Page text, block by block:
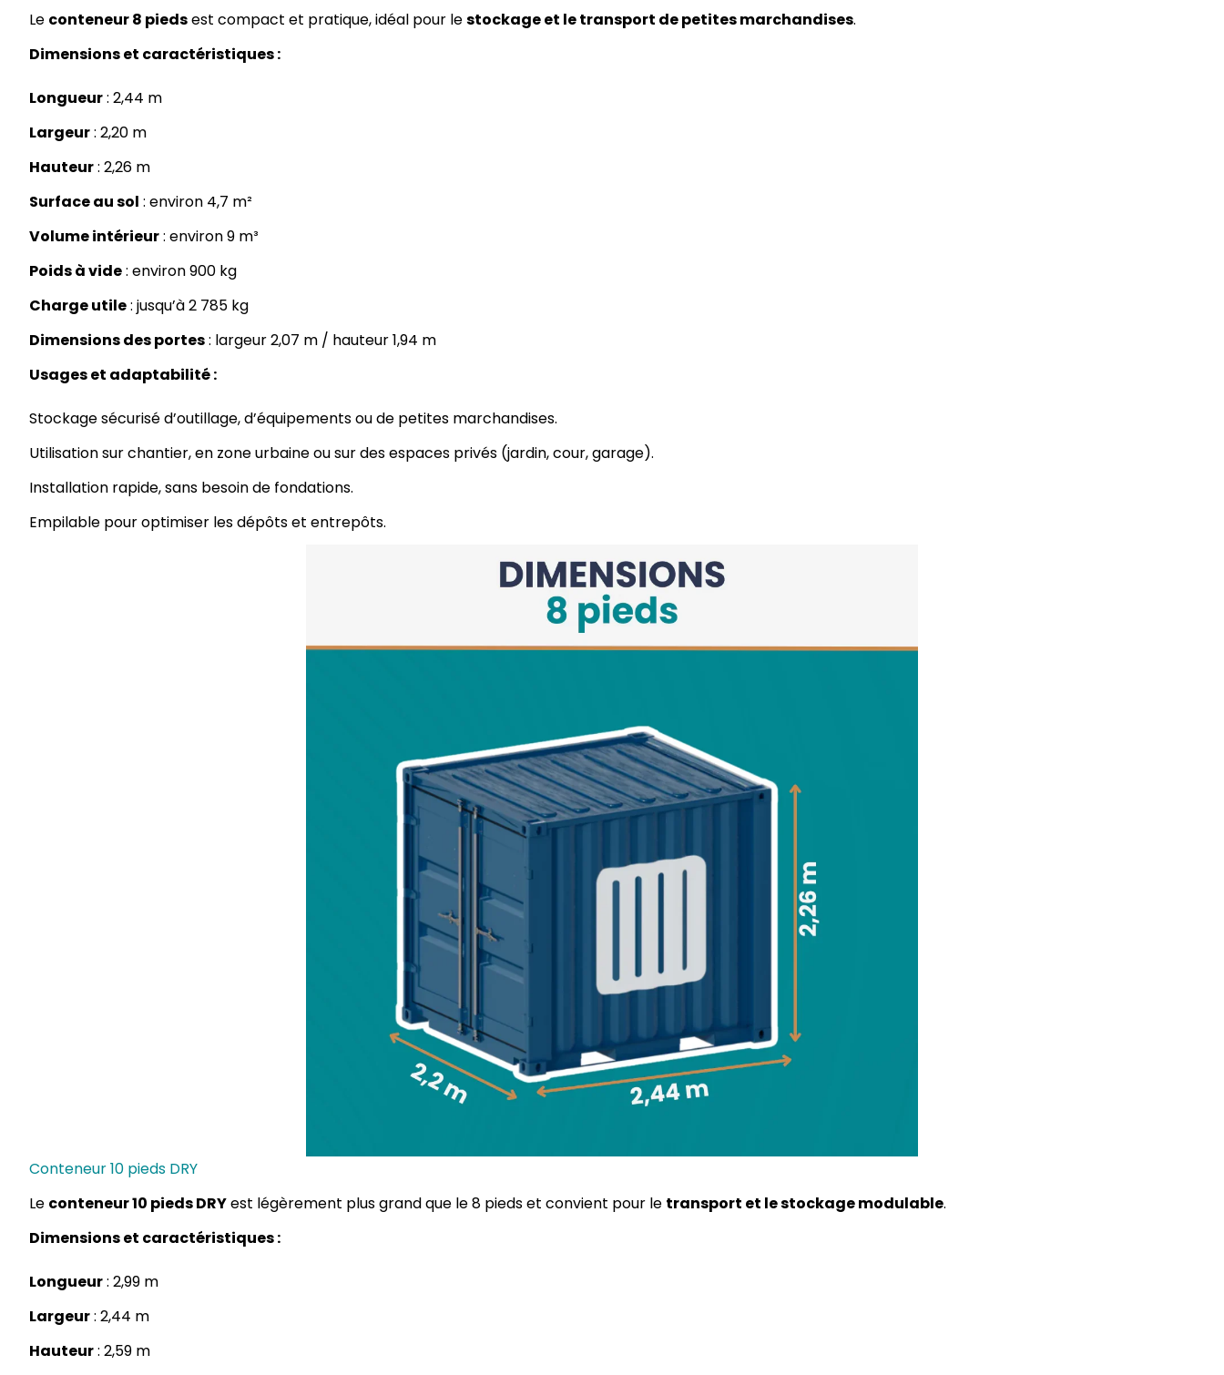
Le conteneur 8 piedsest compact et pratique, idéal pour lestockage et le transport de petites marchandises.
Dimensions et caractéristiques :
Longueur: 2,44 m
Largeur: 2,20 m
Hauteur: 2,26 m
Surface au sol : environ 4,7 m²
Volume intérieur: environ 9 m³
Poids à vide: environ 900 kg
Charge utile: jusqu’à 2 785 kg
Dimensions des portes: largeur 2,07 m / hauteur 1,94 m
Usages et adaptabilité :
Stockage sécurisé d’outillage, d’équipements ou de petites marchandises.
Utilisation sur chantier, en zone urbaine ou sur des espaces privés (jardin, cour, garage).
Installation rapide, sans besoin de fondations.
Empilable pour optimiser les dépôts et entrepôts.
Conteneur 10 pieds DRY
Le conteneur 10 pieds DRYest légèrement plus grand que le 8 pieds et convient pour le transport et le stockage modulable.
Dimensions et caractéristiques :
Longueur: 2,99 m
Largeur: 2,44 m
Hauteur: 2,59 m